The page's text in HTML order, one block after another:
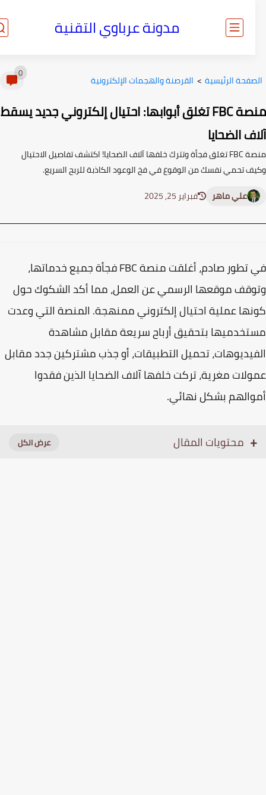
مدونة عرباوي التقنية
الرئيسية> القرصنة والهجمات الإلكترونية
منصة FBC تغلق أبوابها: احتيال إلكتروني جديد يسقط
الضحايا
منصة FBC تغلق فجأة وتترك خلفها آلاف الضحايا! اكتشف تفاصيل الاحتيال
تحمي نفسك من الوقوع في فخ الوعود الكاذبة للربح السريع.
علي ماهر
فبراير 25, 2025
تطور صادم، أغلقت منصةFBCفجأة جميع خدماتها،
موقعها الرسمي عن العمل، مما أكد الشكوك حول
عمليةاحتيال إلكتروني ممنهجة. المنصة التي وعدت
بتحقيق أرباح سريعة مقابل مشاهدة
تحميل التطبيقات، أو جذب مشتركين جدد مقابل
مغرية، تركت خلفها آلاف الضحايا الذين فقدوا
بشكل نهائي.
محتويات المقال